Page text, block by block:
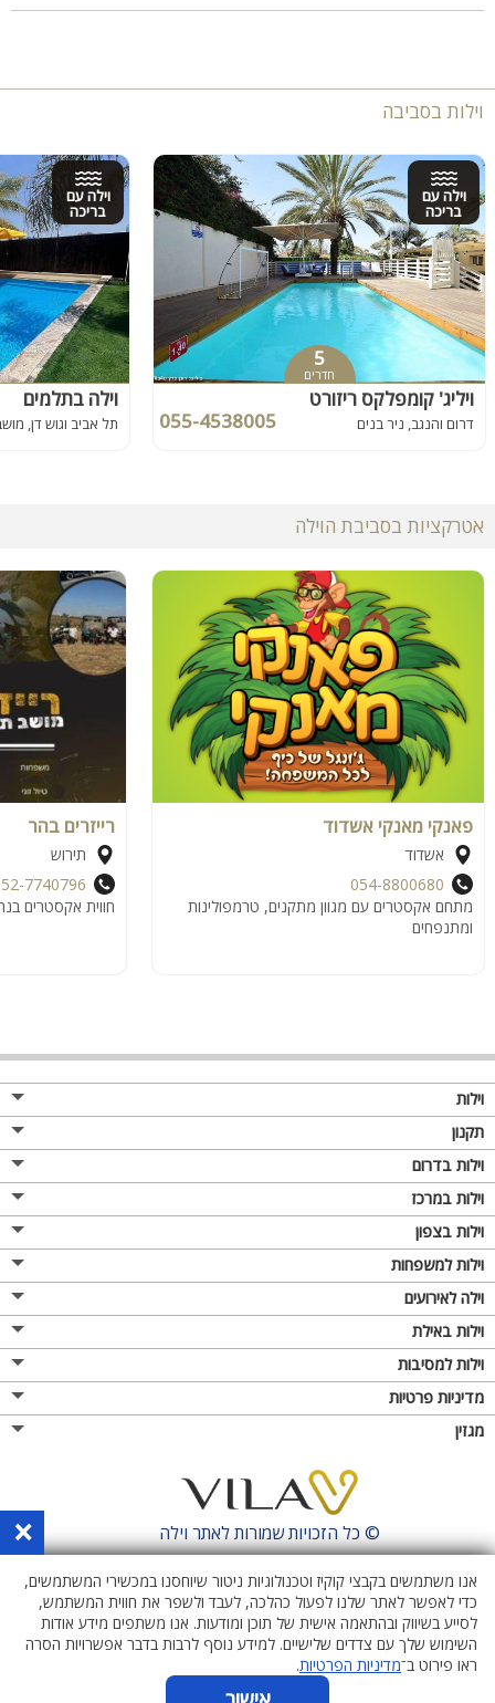
וילות בסביבה
וילה עם
בריכה
5
חדרים
ויליג' קומפלקס ריזורט
דרום והנגב, ניר בנים 055-4538005
וילה עם
בריכה
וילה בתלמים
תל אביב וגוש דן,
אטרקציות בסביבת הוילה
פאנקי מאנקי אשדוד
אשדוד
054-8800680
מתחם אקסטרים עם מגוון מתקנים, טרמפולינות
ומתנפחים
רייזרים בהר
תירוש
7740796
חווית אקסטרים
וילות
תקנון
וילות בדרום
וילות במרכז
וילות בצפון
וילות למשפחות
וילה לאירועים
וילות באילת
וילות למסיבות
מדיניות פרטיות
מגזין
© כל הזכויות שמורות לאתרוילה ×
אנו משתמשים בקבצי קוקיז וטכנולוגיות ניטור שיוחסנו במכשירי המשתמשים,
כדי לאפשר לאתר שלנו לפעול כהלכה, לעבד ולשפר את חווית המשתמש,
לסייע בשיווק ובהתאמה אישית של תוכן ומודעות. אנו משתפים מידע אודות
השימוש שלך עם צדדים שלישיים. למידע נוסף לרבות בדבר אפשרויות הסרה
ראו פירוט ב־מדיניות הפרטיות.